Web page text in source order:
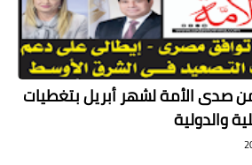
صدى الأمة لشهر أبريل بتغطيات
والدولية